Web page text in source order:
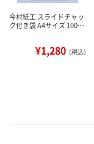
今村紙工 スライドチャッ
ク付き袋 A4サイズ 100…
¥1,280 （税込）